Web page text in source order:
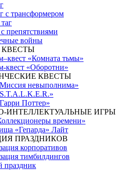
с трансформером
препятствиями
войны
«Комната тьмы»
квест «Оборотни»
КВЕСТЫ
невыполнима»
Поттер»
ИНТЕЛЛЕКТУАЛЬНЫЕ ИГРЫ
времени»
«Гепарда» Лайт
ПРАЗДНИКОВ
корпоративов
тимбилдингов
праздник